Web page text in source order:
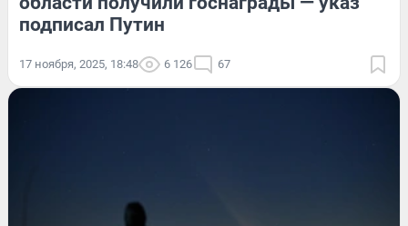
подписал Путин
17 ноября, 2025, 18:48 6 126 67